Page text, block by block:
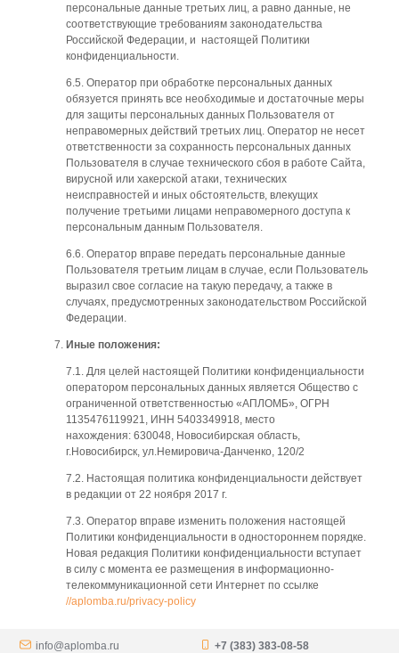
персональные данные третьих лиц, а равно данные, не
соответствующие требованиям законодательства
Российской Федерации, и настоящей Политики
конфиденциальности.
6.5. Оператор при обработке персональных данных
обязуется принять все необходимые и достаточные меры
для защиты персональных данных Пользователя от
неправомерных действий третьих лиц. Оператор не несет
ответственности за сохранность персональных данных
Пользователя в случае технического сбоя в работе Сайта,
вирусной или хакерской атаки, технических
неисправностей и иных обстоятельств, влекущих
получение третьими лицами неправомерного доступа к
персональным данным Пользователя.
6.6. Оператор вправе передать персональные данные
Пользователя третьим лицам в случае, если Пользователь
выразил свое согласие на такую передачу, а также в
случаях, предусмотренных законодательством Российской
Федерации.
Иные положения:
7.1. Для целей настоящей Политики конфиденциальности
оператором персональных данных является Общество с
ограниченной ответственностью «АПЛОМБ», ОГРН
1135476119921, ИНН 5403349918, место
нахождения: 630048, Новосибирская область,
г.Новосибирск, ул.Немировича-Данченко, 120/2
7.2. Настоящая политика конфиденциальности действует
в редакции от 22 ноября 2017 г.
7.3. Оператор вправе изменить положения настоящей
Политики конфиденциальности в одностороннем порядке.
Новая редакция Политики конфиденциальности вступает
в силу с момента ее размещения в информационно-
телекоммуникационной сети Интернет по ссылке
//aplomba.ru/privacy-policy
info@aplomba.ru +7 (383) 383-08-58